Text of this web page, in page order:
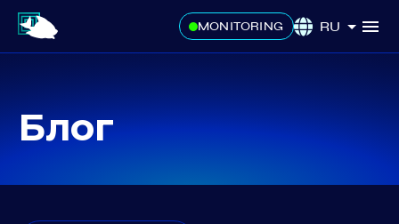
MONITORING RU
Блог